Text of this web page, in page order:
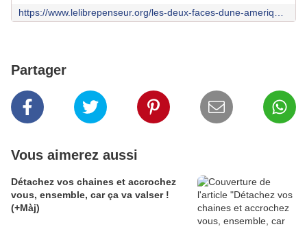
Partager
Vous aimerez aussi
Détachez vos chaines et accrochez
vous, ensemble, car ça va valser !
(+Màj)